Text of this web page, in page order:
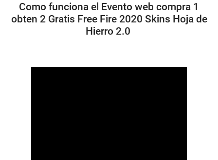
Como funciona el Evento web compra 1
obten 2 Gratis Free Fire 2020 Skins Hoja de
Hierro 2.0